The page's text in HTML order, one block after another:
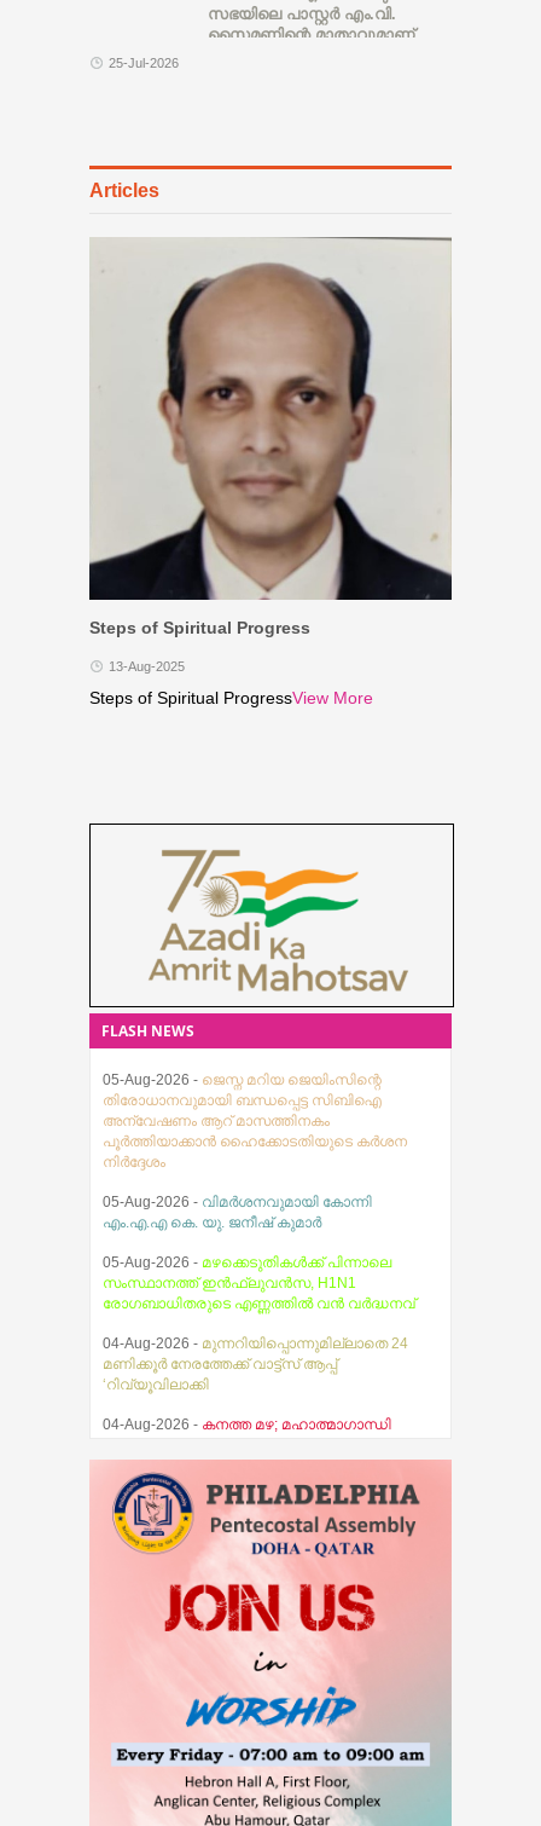
സഭയിലെ പാസ്റ്റർ എം.വി.
സൈമണിന്റെ മാതാവുമാണ്.
25-Jul-2026
Articles
Steps of Spiritual Progress
13-Aug-2025
Steps of Spiritual ProgressView More
FLASH NEWS
05-Aug-2026 - ജെസ്ന മറിയ ജെയിംസിന്റെ
തിരോധാനവുമായി ബന്ധപ്പെട്ട സിബിഐ
അന്വേഷണം ആറ് മാസത്തിനകം
പൂര്‍ത്തിയാക്കാന്‍ ഹൈക്കോടതിയുടെ കര്‍ശന
നിര്‍ദ്ദേശം
05-Aug-2026 - വിമർശനവുമായി കോന്നി
എം.എ.എ കെ. യു. ജനീഷ് കുമാർ
05-Aug-2026 - മഴക്കെടുതികൾക്ക് പിന്നാലെ
സംസ്ഥാനത്ത് ഇൻഫ്ലുവൻസ, H1N1
രോഗബാധിതരുടെ എണ്ണത്തിൽ വൻ വർദ്ധനവ്
04-Aug-2026 - മുന്നറിയിപ്പൊന്നുമില്ലാതെ 24
മണിക്കൂർ നേരത്തേക്ക് വാട്ട്സ് ആപ്പ്
‘റിവ്യൂവിലാക്കി
04-Aug-2026 - കനത്ത മഴ; മഹാത്മാഗാന്ധി
03-Aug-2026 -
സ്ഥിതിഗതികൾ
നിയന്ത്രണവിധേയം എന്ന് മുഖ്യമന്ത്രി വി.ഡി.
സതീശൻ
പ്രകാശനം ചെയ്തു
07-Aug-2026 -ആകാശത്ത് വെച്ച് വിമാനത്തിന്റെ